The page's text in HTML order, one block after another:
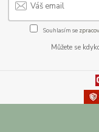
Souhlasím se
Můžete se